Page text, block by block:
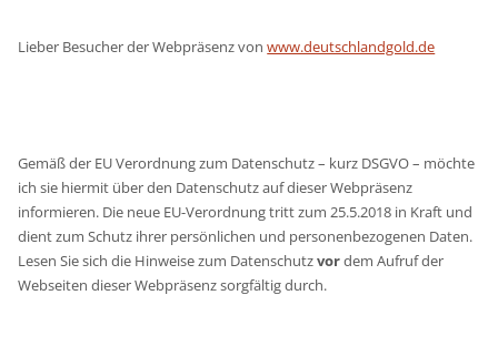
Lieber Besucher der Webpräsenz vonwww.deutschlandgold.de
Gemäß der EU Verordnung zum Datenschutz – kurz DSGVO – möchte
ich sie hiermit über den Datenschutz auf dieser Webpräsenz
informieren. Die neue EU-Verordnung tritt zum 25.5.2018 in Kraft und
dient zum Schutz ihrer persönlichen und personenbezogenen Daten.
Lesen Sie sich die Hinweise zum Datenschutzvordem Aufruf der
Webseiten dieser Webpräsenz sorgfältig durch.